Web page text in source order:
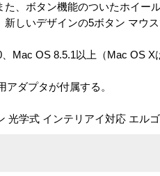
、ボタン機能のついたホイー
しいデザインの5ボタン マウス
Mac OS 8.5.1以上（Mac OS X
ダプタが付属する。
光学式 インテリアイ対応 エル